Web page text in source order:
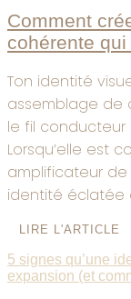
Comment
cohérente
Ton identité
assemblage de
le fil
Lorsqu’elle est
amplificateur de
identité éclatée
LIRE L'ARTICLE
5 signes qu’une
expansion (et